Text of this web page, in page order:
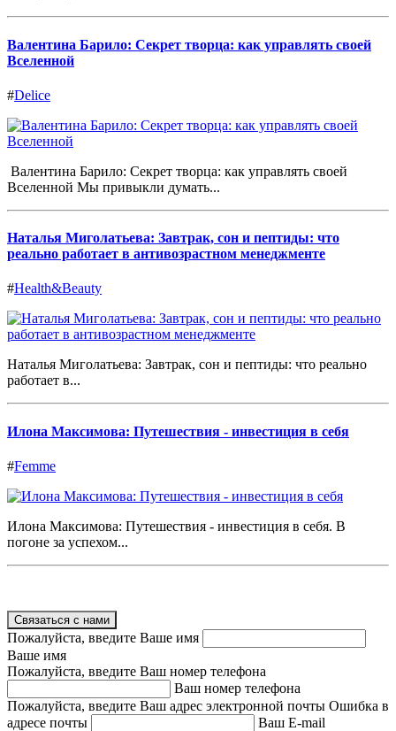
Валентина Барило: Секрет творца: как управлять своей
Вселенной
#Delice
Валентина Барило: Секрет творца: как управлять своей
Вселенной Мы привыкли думать...
Наталья Миголатьева: Завтрак, сон и пептиды: что
реально работает в антивозрастном менеджменте
#Health&Beauty
Наталья Миголатьева: Завтрак, сон и пептиды: что реально
работает в...
Илона Максимова: Путешествия - инвестиция в себя
#Femme
Илона Максимова: Путешествия - инвестиция в себя. В
погоне за успехом...
Связаться с нами
Пожалуйста, введите Ваше имя
Ваше имя
Пожалуйста, введите Ваш номер телефона
Ваш номер телефона
Пожалуйста, введите Ваш адрес электронной почты Ошибка в
адресе почты
Ваш E-mail